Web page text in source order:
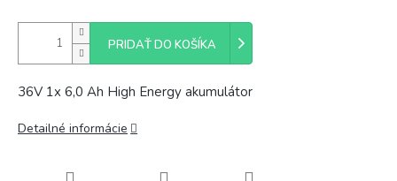
PRIDAŤ DO KOŠÍKA
36V 1x 6,0 Ah High Energy akumulátor
Detailné informácie